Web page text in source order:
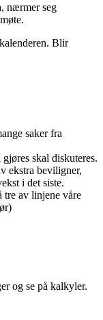
nærmer seg
Blir
saker fra
skal diskuteres.
ekstra beviligner,
i det siste.
tre av linjene våre
og se på kalkyler.